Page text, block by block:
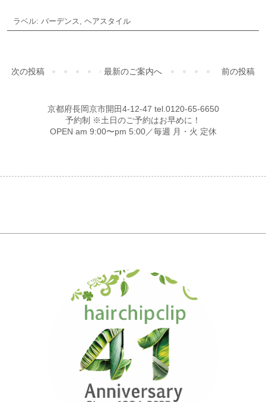
ラベル: バーデンス, ヘアスタイル
次の投稿 前の投稿
最新のご案内へ
京都府長岡京市開田4-12-47 tel.0120-65-6650
予約制 ※土日のご予約はお早めに！
OPEN am 9:00〜pm 5:00／毎週 月・火 定休